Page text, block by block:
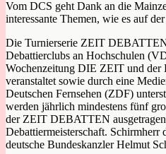
Vom DCS geht Dank an die
interessante Themen, wie es auf
Die Turnierserie ZEIT
Debattierclubs an Hochschulen
Wochenzeitung DIE ZEIT und der
veranstaltet sowie durch eine
Deutschen Fernsehen (ZDF)
werden jährlich mindestens fünf
der ZEIT DEBATTEN
Debattiermeisterschaft. Schirmherr
deutsche Bundeskanzler Helmut